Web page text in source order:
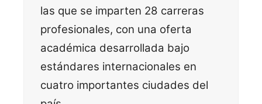
las que se imparten 28 carreras
profesionales, con una oferta
académica desarrollada bajo
estándares internacionales en
cuatro importantes ciudades del